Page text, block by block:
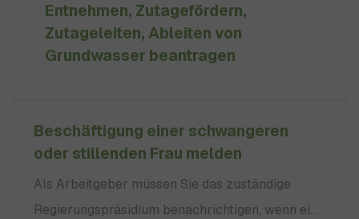
„Wasserrechtliche Erlaubnis beantragen -
Allgemeines“. Keiner Erlaubnis bedarf die
Benutzung von Grundwasser keine
Entnehmen, Zutagefördern,
Zutageleiten, Ableiten von
Grundwasser beantragen
Beschäftigung einer schwangeren
oder stillenden Frau melden
Als Arbeitgeber müssen Sie das zuständige
Regierungspräsidium benachrichtigen, wenn eine